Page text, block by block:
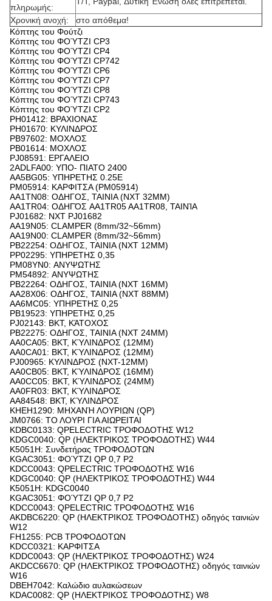
πληρωμής:
Χρονική ανοχή:
στο απόθεμα!
Κόπτης του Φούτζι
Κόπτης του ΦΟΎΤΖΙ CP3
Κόπτης του ΦΟΎΤΖΙ CP4
Κόπτης του ΦΟΎΤΖΙ CP742
Κόπτης του ΦΟΎΤΖΙ CP6
Κόπτης του ΦΟΎΤΖΙ CP7
Κόπτης του ΦΟΎΤΖΙ CP8
Κόπτης του ΦΟΎΤΖΙ CP743
Κόπτης του ΦΟΎΤΖΙ CP2
PH01412: ΒΡΑΧΙΟΝΑΣ
PH01670: ΚΥΛΙΝΔΡΟΣ
PB97602: ΜΟΧΛΟΣ
PB01614: ΜΟΧΛΟΣ
PJ08591: ΕΡΓΑΛΕΙΟ
2ADLFA00: ΥΠΟ- ΠΙΑΤΟ 2400
AA5BG05: ΥΠΗΡΕΤΗΣ 0.25E
PM05914: ΚΑΡΦΙΤΣΑ (PM05914)
AA1TN08: ΟΔΗΓΟΣ, ΤΑΙΝΙΑ (NXT 32MM)
AA1TR04: ΟΔΗΓΌΣ AA1TR05 AA1TR08, ΤΑΙΝΊΑ
PJ01682: NXT PJ01682
AA19N05: CLAMPER (8mm/32~56mm)
AA19N00: CLAMPER (8mm/32~56mm)
PB22254: ΟΔΗΓΟΣ, ΤΑΙΝΙΑ (NXT 12MM)
PP02295: ΥΠΗΡΕΤΗΣ 0,35
PM08YN0: ΑΝΥΨΩΤΗΣ
PM54892: ΑΝΥΨΩΤΗΣ
PB22264: ΟΔΗΓΟΣ, ΤΑΙΝΙΑ (NXT 16MM)
AA28X06: ΟΔΗΓΟΣ, ΤΑΙΝΙΑ (NXT 88MM)
AA6MC05: ΥΠΗΡΕΤΗΣ 0,25
PB19523: ΥΠΗΡΕΤΗΣ 0,25
PJ02143: BKT, ΚΆΤΟΧΟΣ
PB22275: ΟΔΗΓΟΣ, ΤΑΙΝΙΑ (NXT 24MM)
AA0CA05: BKT, ΚΎΛΙΝΔΡΟΣ (12MM)
AA0CA01: BKT, ΚΎΛΙΝΔΡΟΣ (12MM)
PJ00965: ΚΥΛΙΝΔΡΟΣ (NXT-12MM)
AA0CB05: BKT, ΚΎΛΙΝΔΡΟΣ (16MM)
AA0CC05: BKT, ΚΎΛΙΝΔΡΟΣ (24MM)
AA0FR03: BKT, ΚΎΛΙΝΔΡΟΣ
AA84548: BKT, ΚΎΛΙΝΔΡΟΣ
KHEH1290: ΜΗΧΑΝΉ ΛΟΥΡΙΩΝ (QP)
JM0766: ΤΟ ΛΟΥΡΙ ΓΙΑ ΑΙΩΡΕΙΤΑΙ
KDBC0133: QPELECTRIC ΤΡΟΦΟΔΟΤΗΣ W12
KDGC0040: QP (ΗΛΕΚΤΡΙΚΟΣ ΤΡΟΦΟΔΟΤΗΣ) W44
K5051H: Συνδετήρας ΤΡΟΦΟΔΟΤΩΝ
KGAC3051: ΦΟΎΤΖΙ QP 0,7 P2
KDCC0043: QPELECTRIC ΤΡΟΦΟΔΟΤΗΣ W16
KDGC0040: QP (ΗΛΕΚΤΡΙΚΟΣ ΤΡΟΦΟΔΟΤΗΣ) W44
K5051H: KDGC0040
KGAC3051: ΦΟΎΤΖΙ QP 0,7 P2
KDCC0043: QPELECTRIC ΤΡΟΦΟΔΟΤΗΣ W16
AKDBC6220: QP (ΗΛΕΚΤΡΙΚΟΣ ΤΡΟΦΟΔΟΤΗΣ) οδηγός ταινιών
W12
FH1255: PCB ΤΡΟΦΟΔΟΤΩΝ
KDCC0321: ΚΑΡΦΙΤΣΑ
KDDC0043: QP (ΗΛΕΚΤΡΙΚΟΣ ΤΡΟΦΟΔΟΤΗΣ) W24
AKDCC6670: QP (ΗΛΕΚΤΡΙΚΟΣ ΤΡΟΦΟΔΟΤΗΣ) οδηγός ταινιών
W16
DBEH7042: Καλώδιο αυλακώσεων
KDAC0082: QP (ΗΛΕΚΤΡΙΚΟΣ ΤΡΟΦΟΔΟΤΗΣ) W8